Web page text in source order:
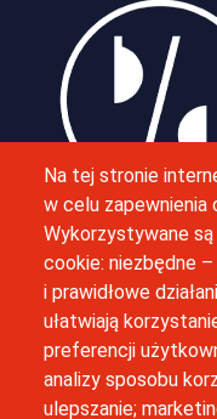
Na tej stronie
w celu zapewnienia
Wykorzystywane
cookie: niezbędne
i prawidłowe
ułatwiają
preferencji
analizy sposobu
ulepszanie;
M.
(12) 664 42 06